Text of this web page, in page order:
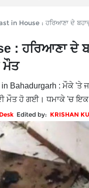
in House : ਹਰਿਆਣਾ ਦੇ
: ਹਰਿਆਣਾ ਦੇ
ਮੌਤ
in Bahadurgarh : ਮੌਕੇ
ਮੌਤ ਹੋ ਗਈ। ਧਮਾਕੇ 'ਚ
Edited by: KRISHAN